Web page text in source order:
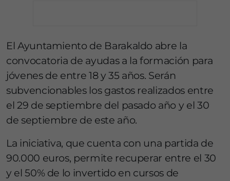
El Ayuntamiento de Barakaldo abre la
convocatoria de ayudas a la formación para
jóvenes de entre 18 y 35 años. Serán
subvencionables los gastos realizados entre
el 29 de septiembre del pasado año y el 30
de septiembre de este año.
La iniciativa, que cuenta con una partida de
90.000 euros, permite recuperar entre el 30
y el 50% de lo invertido en cursos de